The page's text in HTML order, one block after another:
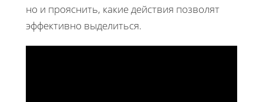
но и прояснить, какие действия позволят
эффективно выделиться.